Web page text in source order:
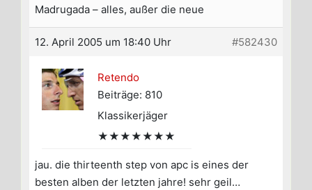
Madrugada – alles, außer die neue
12. April 2005 um 18:40 Uhr #582430
Retendo
Beiträge: 810
Klassikerjäger
★★★★★★★
jau. die thirteenth step von apc is eines der
besten alben der letzten jahre! sehr geil…